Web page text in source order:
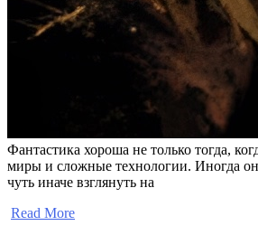
Фантастика хороша не только тогда,
миры и сложные технологии. Иногда
чуть иначе взглянуть на
Read More